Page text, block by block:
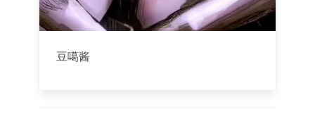
豆噶酱